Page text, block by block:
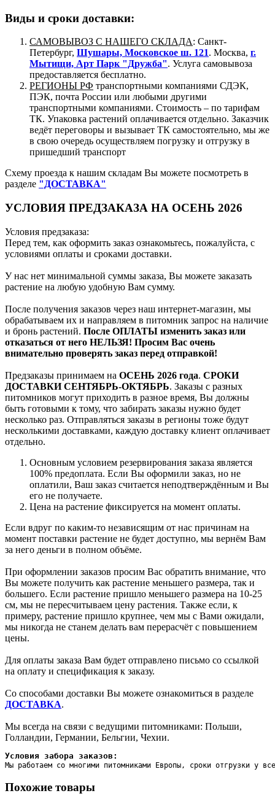
Виды и сроки доставки:
САМОВЫВОЗ С НАШЕГО СКЛАДА: Санкт-
Петербург, Шушары, Московское ш. 121. Москва, г.
Мытищи, Арт Парк "Дружба". Услуга самовывоза
предоставляется бесплатно.
РЕГИОНЫ РФ транспортными компаниями СДЭК,
ПЭК, почта России или любыми другими
транспортными компаниями. Стоимость – по тарифам
ТК. Упаковка растений оплачивается отдельно. Заказчик
ведёт переговоры и вызывает ТК самостоятельно, мы же
в свою очередь осуществляем погрузку и отгрузку в
пришедший транспорт
Схему проезда к нашим складам Вы можете посмотреть в
разделе "ДОСТАВКА"
УСЛОВИЯ ПРЕДЗАКАЗА НА ОСЕНЬ 2026
Условия предзаказа:
Перед тем, как оформить заказ ознакомьтесь, пожалуйста, с
условиями оплаты и сроками доставки.
У нас нет минимальной суммы заказа, Вы можете заказать
растение на любую удобную Вам сумму.
После получения заказов через наш интернет-магазин, мы
обрабатываем их и направляем в питомник запрос на наличие
и бронь растений. После ОПЛАТЫ изменить заказ или
отказаться от него НЕЛЬЗЯ! Просим Вас очень
внимательно проверять заказ перед отправкой!
Предзаказы принимаем на ОСЕНЬ 2026 года. СРОКИ
ДОСТАВКИ СЕНТЯБРЬ-ОКТЯБРЬ. Заказы с разных
питомников могут приходить в разное время, Вы должны
быть готовыми к тому, что забирать заказы нужно будет
несколько раз. Отправляться заказы в регионы тоже будут
несколькими доставками, каждую доставку клиент оплачивает
отдельно.
Основным условием резервирования заказа является
100% предоплата. Если Вы оформили заказ, но не
оплатили, Ваш заказ считается неподтверждённым и Вы
его не получаете.
Цена на растение фиксируется на момент оплаты.
Если вдруг по каким-то независящим от нас причинам на
момент поставки растение не будет доступно, мы вернём Вам
за него деньги в полном объёме.
При оформлении заказов просим Вас обратить внимание, что
Вы можете получить как растение меньшего размера, так и
большего. Если растение пришло меньшего размера на 10-25
см, мы не пересчитываем цену растения. Также если, к
примеру, растение пришло крупнее, чем мы с Вами ожидали,
мы никогда не станем делать вам перерасчёт с повышением
цены.
Для оплаты заказа Вам будет отправлено письмо со ссылкой
на оплату и спецификация к заказу.
Со способами доставки Вы можете ознакомиться в разделе
ДОСТАВКА.
Мы всегда на связи с ведущими питомниками: Польши,
Голландии, Германии, Бельгии, Чехии.
Условия забора заказов:
Мы работаем со многими питомниками Европы, сроки отгрузки у
Похожие товары